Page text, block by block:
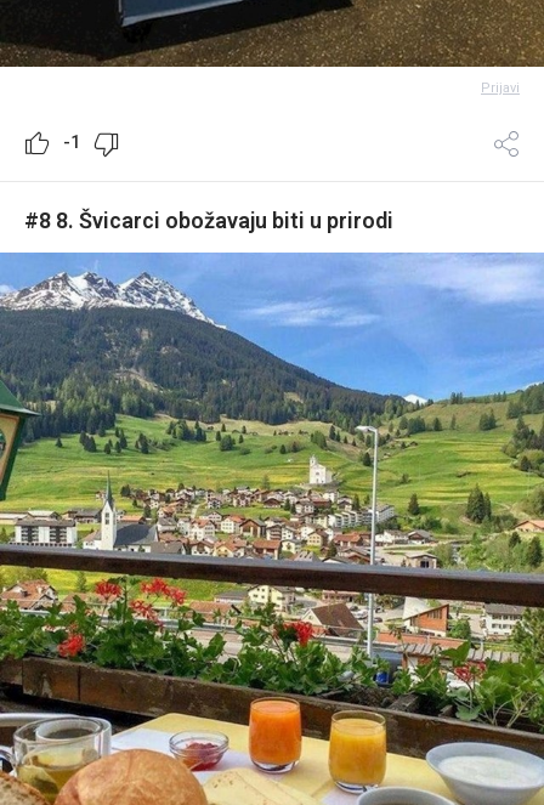
Prijavi
-1
#8 8. Švicarci obožavaju biti u prirodi